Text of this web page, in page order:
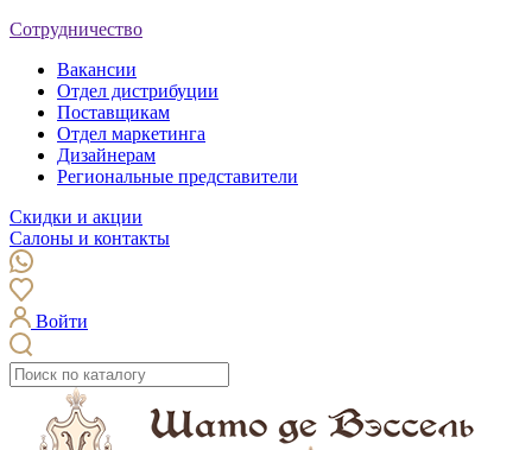
Сотрудничество
Вакансии
Отдел дистрибуции
Поставщикам
Отдел маркетинга
Дизайнерам
Региональные представители
Скидки и акции
Салоны и контакты
Войти